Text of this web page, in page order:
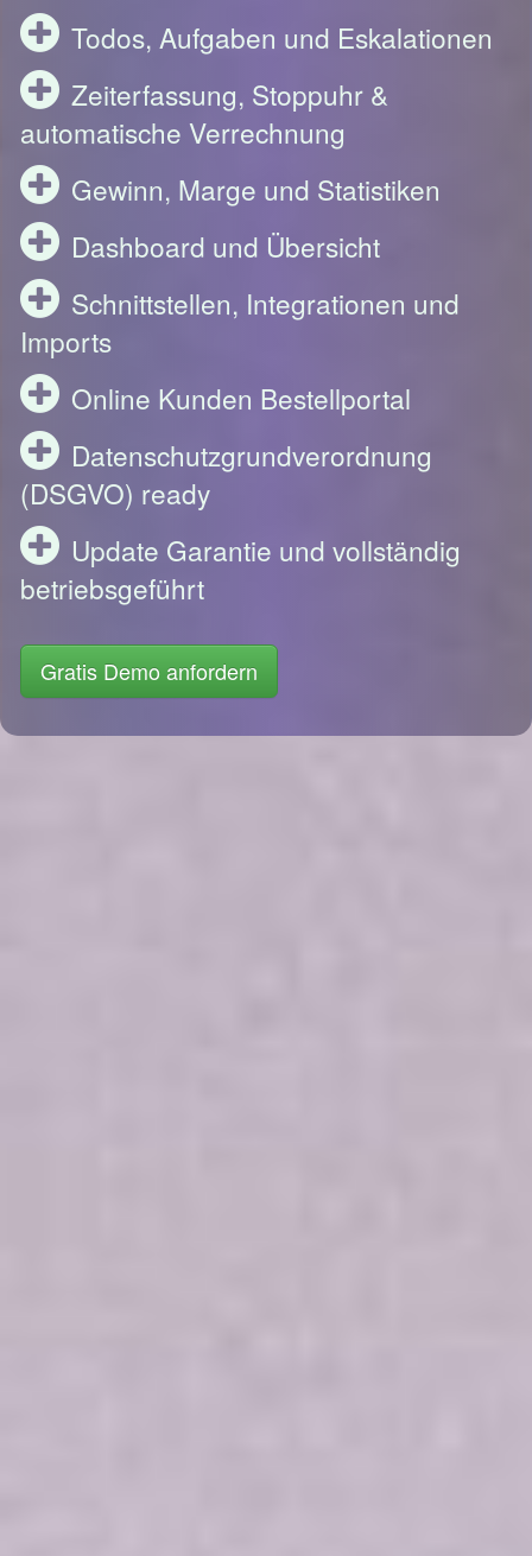
Todos, Aufgaben und Eskalationen
Zeiterfassung, Stoppuhr &
automatische Verrechnung
Gewinn, Marge und Statistiken
Dashboard und Übersicht
Schnittstellen, Integrationen und
Imports
Online Kunden Bestellportal
Datenschutzgrundverordnung
(DSGVO) ready
Update Garantie und vollständig
betriebsgeführt
Gratis Demo anfordern